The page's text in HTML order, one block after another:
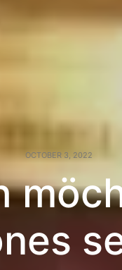
OCTOBER 3, 2022